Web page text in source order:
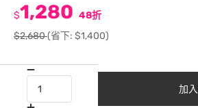
$1,280 48折
$2,680(省下: $1,400)
加